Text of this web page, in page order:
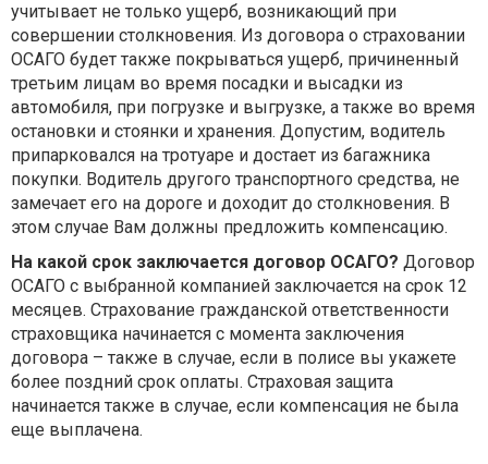
учитывает не только ущерб, возникающий при
совершении столкновения. Из договора о страховании
ОСАГО будет также покрываться ущерб, причиненный
третьим лицам во время посадки и высадки из
автомобиля, при погрузке и выгрузке, а также во время
остановки и стоянки и хранения. Допустим, водитель
припарковался на тротуаре и достает из багажника
покупки. Водитель другого транспортного средства, не
замечает его на дороге и доходит до столкновения. В
этом случае Вам должны предложить компенсацию.
На какой срок заключается договор ОСАГО? Договор
ОСАГО с выбранной компанией заключается на срок 12
месяцев. Страхование гражданской ответственности
страховщика начинается с момента заключения
договора – также в случае, если в полисе вы укажете
более поздний срок оплаты. Страховая защита
начинается также в случае, если компенсация не была
еще выплачена.